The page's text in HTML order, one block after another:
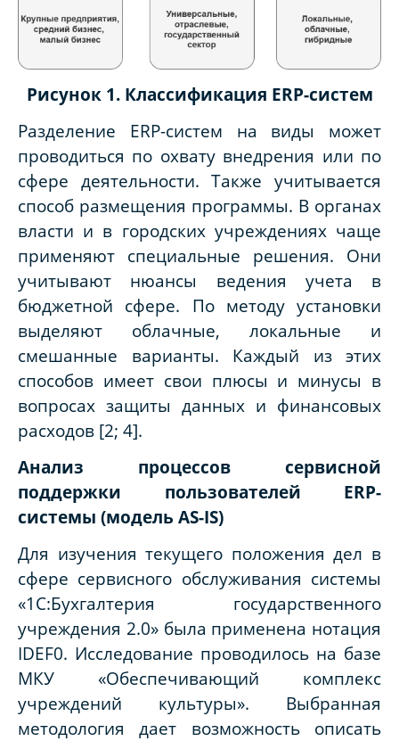
Рисунок 1. Классификация ERP-систем
Разделение ERP-систем на виды может
проводиться по охвату внедрения или по
сфере деятельности. Также учитывается
способ размещения программы. В органах
власти и в городских учреждениях чаще
применяют специальные решения. Они
учитывают нюансы ведения учета в
бюджетной сфере. По методу установки
выделяют облачные, локальные и
смешанные варианты. Каждый из этих
способов имеет свои плюсы и минусы в
вопросах защиты данных и финансовых
расходов [2; 4].
Анализ процессов сервисной
поддержки пользователей ERP-
системы (модель AS-IS)
Для изучения текущего положения дел в
сфере сервисного обслуживания системы
«1С:Бухгалтерия государственного
учреждения 2.0» была применена нотация
IDEF0. Исследование проводилось на базе
МКУ «Обеспечивающий комплекс
учреждений культуры». Выбранная
методология дает возможность описать